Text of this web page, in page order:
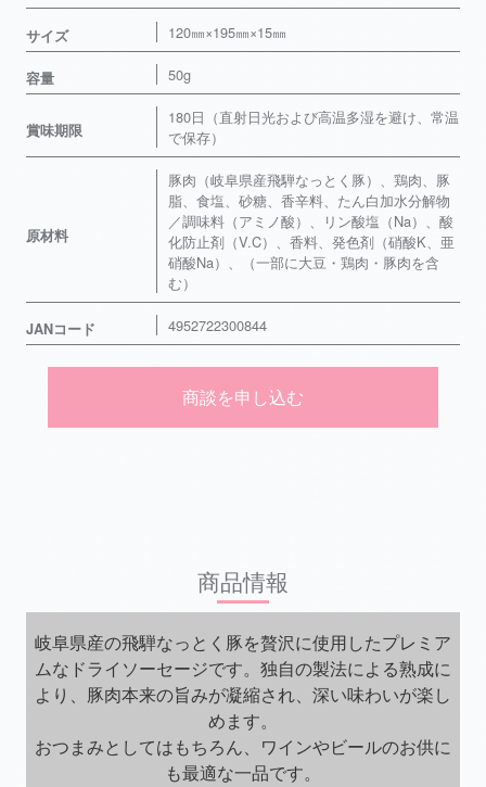
サイズ 120㎜×195㎜×15㎜
容量 50g
賞味期限
180日（直射日光および高温多湿を避け、常温
で保存）
原材料
豚肉（岐阜県産飛騨なっとく豚）、鶏肉、豚
脂、食塩、砂糖、香辛料、たん白加水分解物
／調味料（アミノ酸）、リン酸塩（Na）、酸
化防止剤（V.C）、香料、発色剤（硝酸K、亜
硝酸Na）、（一部に大豆・鶏肉・豚肉を含
む）
JANコード 4952722300844
商談を申し込む
商品情報
岐阜県産の飛騨なっとく豚を贅沢に使用したプレミア
ムなドライソーセージです。独自の製法による熟成に
より、豚肉本来の旨みが凝縮され、深い味わいが楽し
めます。
おつまみとしてはもちろん、ワインやビールのお供に
も最適な一品です。